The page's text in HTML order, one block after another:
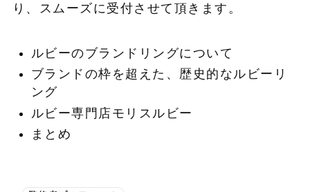
り、スムーズに受付させて頂きます。
ルビーのブランドリングについて
ブランドの枠を超えた、歴史的なルビーリ
ング
ルビー専門店モリスルビー
まとめ